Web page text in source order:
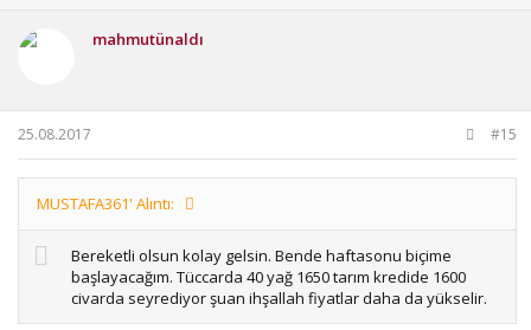
mahmutünaldı
25.08.2017 #15
MUSTAFA361' Alıntı:
Bereketli olsun kolay gelsin. Bende haftasonu biçime
başlayacağım. Tüccarda 40 yağ 1650 tarım kredide 1600
civarda seyrediyor şuan ihşallah fiyatlar daha da yükselir.